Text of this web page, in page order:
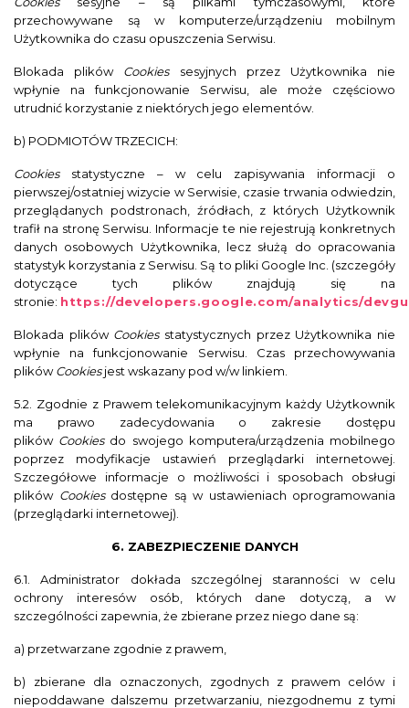
przechowywane są w komputerze/urządzeniu mobilnym
Użytkownika do czasu opuszczenia Serwisu.
Blokada plików Cookiessesyjnych przez Użytkownika nie
wpłynie na funkcjonowanie Serwisu, ale może częściowo
utrudnić korzystanie z niektórych jego elementów.
b) PODMIOTÓW TRZECICH:
Cookies statystyczne – w celu zapisywania informacji o
pierwszej/ostatniej wizycie w Serwisie, czasie trwania odwiedzin,
przeglądanych podstronach, źródłach, z których Użytkownik
trafił na stronę Serwisu. Informacje te nie rejestrują konkretnych
danych osobowych Użytkownika, lecz służą do opracowania
statystyk korzystania z Serwisu. Są to pliki Google Inc. (szczegóły
dotyczące tych plików znajdują się na
stronie: https://developers.google.com/analytics/
Blokada plików Cookies statystycznych przez Użytkownika nie
wpłynie na funkcjonowanie Serwisu. Czas przechowywania
plikówCookiesjest wskazany pod w/w linkiem.
5.2. Zgodnie z Prawem telekomunikacyjnym każdy Użytkownik
ma prawo zadecydowania o zakresie dostępu
plików Cookiesdo swojego komputera/urządzenia mobilnego
poprzez modyfikacje ustawień przeglądarki internetowej.
Szczegółowe informacje o możliwości i sposobach obsługi
plików Cookiesdostępne są w ustawieniach oprogramowania
(przeglądarki internetowej).
6. ZABEZPIECZENIE DANYCH
6.1. Administrator dokłada szczególnej staranności w celu
ochrony interesów osób, których dane dotyczą, a w
szczególności zapewnia, że zbierane przez niego dane są:
a) przetwarzane zgodnie z prawem,
b) zbierane dla oznaczonych, zgodnych z prawem celów i
niepoddawane dalszemu przetwarzaniu, niezgodnemu z tymi